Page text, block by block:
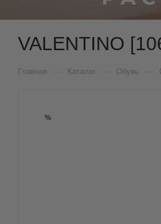
VALENTINO
Главная Каталог Обувь
%